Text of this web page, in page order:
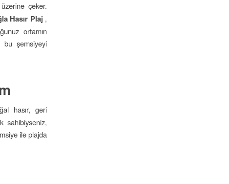
çeker.
Hasır Plaj ,
ortamın
bu şemsiyeyi
hasır, geri
sahibiyseniz,
ile plajda